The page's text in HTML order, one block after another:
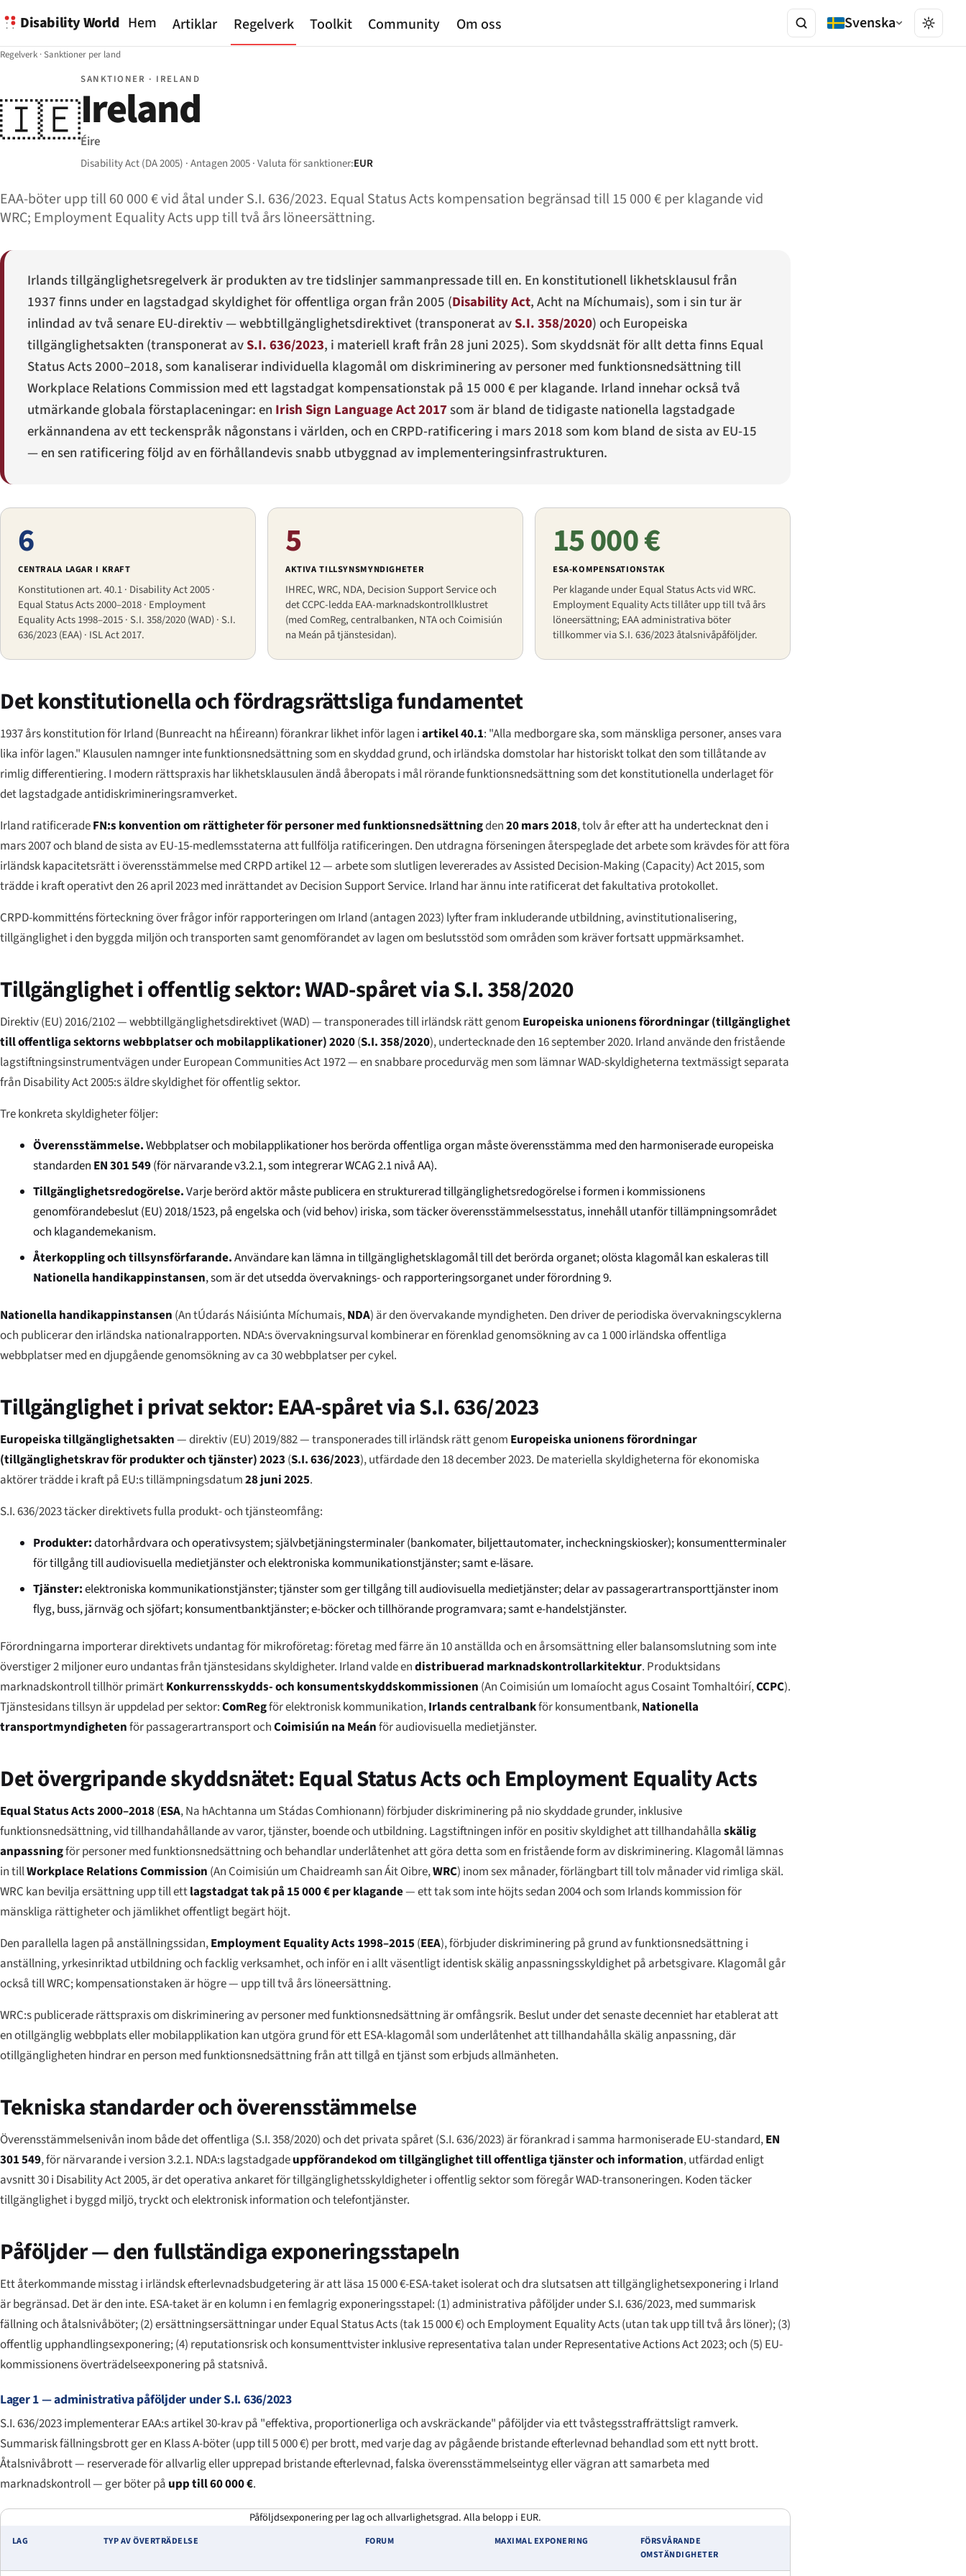
Disability World Hem Artiklar Regelverk Toolkit Community Om oss Svenska
Regelverk ·Sanktioner per land
🇮🇪
SANKTIONER · IRELAND
Ireland
Éire
Disability Act (DA 2005) · Antagen 2005 · Valuta för sanktioner:EUR
EAA-böter upp till 60 000 € vid åtal under S.I. 636/2023. Equal Status Acts kompensation begränsad till 15 000 € per klagande vid
WRC; Employment Equality Acts upp till två års löneersättning.
Irlands tillgänglighetsregelverk är produkten av tre tidslinjer sammanpressade till en. En konstitutionell likhetsklausul från
1937 finns under en lagstadgad skyldighet för offentliga organ från 2005 (Disability Act,Acht na Míchumais), som i sin tur är
inlindad av två senare EU-direktiv — webbtillgänglighetsdirektivet (transponerat avS.I. 358/2020) och Europeiska
tillgänglighetsakten (transponerat avS.I. 636/2023, i materiell kraft från 28 juni 2025). Som skyddsnät för allt detta finns Equal
Status Acts 2000–2018, som kanaliserar individuella klagomål om diskriminering av personer med funktionsnedsättning till
Workplace Relations Commission med ett lagstadgat kompensationstak på 15 000 € per klagande. Irland innehar också två
utmärkande globala förstaplaceningar: en Irish Sign Language Act 2017som är bland de tidigaste nationella lagstadgade
erkännandena av ett teckenspråk någonstans i världen, och en CRPD-ratificering i mars 2018 som kom bland de sista av EU-15
— en sen ratificering följd av en förhållandevis snabb utbyggnad av implementeringsinfrastrukturen.
6
CENTRALA LAGAR I KRAFT
Konstitutionen art. 40.1 · Disability Act 2005 ·
Equal Status Acts 2000–2018 · Employment
Equality Acts 1998–2015 · S.I. 358/2020 (WAD) · S.I.
636/2023 (EAA) · ISL Act 2017.
5
AKTIVA TILLSYNSMYNDIGHETER
IHREC, WRC, NDA, Decision Support Service och
det CCPC-ledda EAA-marknadskontrollklustret
(med ComReg, centralbanken, NTA och Coimisiún
na Meán på tjänstesidan).
15 000 €
ESA-KOMPENSATIONSTAK
Per klagande under Equal Status Acts vid WRC.
Employment Equality Acts tillåter upp till två års
löneersättning; EAA administrativa böter
tillkommer via S.I. 636/2023 åtalsnivåpåföljder.
Det konstitutionella och fördragsrättsliga fundamentet
1937 års konstitution för Irland (Bunreacht na hÉireann) förankrar likhet inför lagen iartikel 40.1: "Alla medborgare ska, som mänskliga personer, anses vara
lika inför lagen." Klausulen namnger inte funktionsnedsättning som en skyddad grund, och irländska domstolar har historiskt tolkat den som tillåtande av
rimlig differentiering. I modern rättspraxis har likhetsklausulen ändå åberopats i mål rörande funktionsnedsättning som det konstitutionella underlaget för
det lagstadgade antidiskrimineringsramverket.
Irland ratificeradeFN:s konvention om rättigheter för personer med funktionsnedsättningden20 mars 2018, tolv år efter att ha undertecknat den i
mars 2007 och bland de sista av EU-15-medlemsstaterna att fullfölja ratificeringen. Den utdragna förseningen återspeglade det arbete som krävdes för att föra
irländsk kapacitetsrätt i överensstämmelse med CRPD artikel 12 — arbete som slutligen levererades av Assisted Decision-Making (Capacity) Act 2015, som
trädde i kraft operativt den 26 april 2023 med inrättandet av Decision Support Service. Irland har ännu inte ratificerat det fakultativa protokollet.
CRPD-kommitténs förteckning över frågor inför rapporteringen om Irland (antagen 2023) lyfter fram inkluderande utbildning, avinstitutionalisering,
tillgänglighet i den byggda miljön och transporten samt genomförandet av lagen om beslutsstöd som områden som kräver fortsatt uppmärksamhet.
Tillgänglighet i offentlig sektor: WAD-spåret via S.I. 358/2020
Direktiv (EU) 2016/2102 — webbtillgänglighetsdirektivet (WAD) — transponerades till irländsk rätt genom Europeiska unionens förordningar (tillgänglighet
till offentliga sektorns webbplatser och mobilapplikationer) 2020(S.I. 358/2020), undertecknade den 16 september 2020. Irland använde den fristående
lagstiftningsinstrumentvägen under European Communities Act 1972 — en snabbare procedurväg men som lämnar WAD-skyldigheterna textmässigt separata
från Disability Act 2005:s äldre skyldighet för offentlig sektor.
Tre konkreta skyldigheter följer:
Överensstämmelse.Webbplatser och mobilapplikationer hos berörda offentliga organ måste överensstämma med den harmoniserade europeiska
standarden EN 301 549(för närvarande v3.2.1, som integrerar WCAG 2.1 nivå AA).
Tillgänglighetsredogörelse.Varje berörd aktör måste publicera en strukturerad tillgänglighetsredogörelse i formen i kommissionens
genomförandebeslut (EU) 2018/1523, på engelska och (vid behov) iriska, som täcker överensstämmelsesstatus, innehåll utanför tillämpningsområdet
och klagandemekanism.
Återkoppling och tillsynsförfarande.Användare kan lämna in tillgänglighetsklagomål till det berörda organet; olösta klagomål kan eskaleras till
Nationella handikappinstansen, som är det utsedda övervaknings- och rapporteringsorganet under förordning 9.
Nationella handikappinstansen (An tÚdarás Náisiúnta Míchumais,NDA) är den övervakande myndigheten. Den driver de periodiska övervakningscyklerna
och publicerar den irländska nationalrapporten. NDA:s övervakningsurval kombinerar en förenklad genomsökning av ca 1 000 irländska offentliga
webbplatser med en djupgående genomsökning av ca 30 webbplatser per cykel.
Tillgänglighet i privat sektor: EAA-spåret via S.I. 636/2023
Europeiska tillgänglighetsakten— direktiv (EU) 2019/882 — transponerades till irländsk rätt genom Europeiska unionens förordningar
(tillgänglighetskrav för produkter och tjänster) 2023 (S.I. 636/2023), utfärdade den 18 december 2023. De materiella skyldigheterna för ekonomiska
aktörer trädde i kraft på EU:s tillämpningsdatum28 juni 2025.
S.I. 636/2023 täcker direktivets fulla produkt- och tjänsteomfång:
Produkter:datorhårdvara och operativsystem; självbetjäningsterminaler (bankomater, biljettautomater, incheckningskiosker); konsumentterminaler
för tillgång till audiovisuella medietjänster och elektroniska kommunikationstjänster; samt e-läsare.
Tjänster:elektroniska kommunikationstjänster; tjänster som ger tillgång till audiovisuella medietjänster; delar av passagerartransporttjänster inom
flyg, buss, järnväg och sjöfart; konsumentbanktjänster; e-böcker och tillhörande programvara; samt e-handelstjänster.
Förordningarna importerar direktivets undantag för mikroföretag: företag med färre än 10 anställda och en årsomsättning eller balansomslutning som inte
överstiger 2 miljoner euro undantas från tjänstesidans skyldigheter. Irland valde endistribuerad marknadskontrollarkitektur. Produktsidans
marknadskontroll tillhör primärtKonkurrensskydds- och konsumentskyddskommissionen (An Coimisiún um Iomaíocht agus Cosaint Tomhaltóirí,CCPC).
Tjänstesidans tillsyn är uppdelad per sektor:ComRegför elektronisk kommunikation,Irlands centralbankför konsumentbank,Nationella
transportmyndighetenför passagerartransport ochCoimisiún na Meánför audiovisuella medietjänster.
Det övergripande skyddsnätet: Equal Status Acts och Employment Equality Acts
Equal Status Acts 2000–2018(ESA,Na hAchtanna um Stádas Comhionann) förbjuder diskriminering på nio skyddade grunder, inklusive
funktionsnedsättning, vid tillhandahållande av varor, tjänster, boende och utbildning. Lagstiftningen inför en positiv skyldighet att tillhandahållaskälig
anpassningför personer med funktionsnedsättning och behandlar underlåtenhet att göra detta som en fristående form av diskriminering. Klagomål lämnas
in tillWorkplace Relations Commission (An Coimisiún um Chaidreamh san Áit Oibre,WRC) inom sex månader, förlängbart till tolv månader vid rimliga skäl.
WRC kan bevilja ersättning upp till ettlagstadgat tak på 15 000 € per klagande— ett tak som inte höjts sedan 2004 och som Irlands kommission för
mänskliga rättigheter och jämlikhet offentligt begärt höjt.
Den parallella lagen på anställningssidan,Employment Equality Acts 1998–2015(EEA), förbjuder diskriminering på grund av funktionsnedsättning i
anställning, yrkesinriktad utbildning och facklig verksamhet, och inför en i allt väsentligt identisk skälig anpassningsskyldighet på arbetsgivare. Klagomål går
också till WRC; kompensationstaken är högre — upp till två års löneersättning.
WRC:s publicerade rättspraxis om diskriminering av personer med funktionsnedsättning är omfångsrik. Beslut under det senaste decenniet har etablerat att
en otillgänglig webbplats eller mobilapplikation kan utgöra grund för ett ESA-klagomål som underlåtenhet att tillhandahålla skälig anpassning, där
otillgängligheten hindrar en person med funktionsnedsättning från att tillgå en tjänst som erbjuds allmänheten.
Tekniska standarder och överensstämmelse
Överensstämmelsenivån inom både det offentliga (S.I. 358/2020) och det privata spåret (S.I. 636/2023) är förankrad i samma harmoniserade EU-standard,EN
301 549, för närvarande i version 3.2.1. NDA:s lagstadgadeuppförandekod om tillgänglighet till offentliga tjänster och information, utfärdad enligt
avsnitt 30 i Disability Act 2005, är det operativa ankaret för tillgänglighetsskyldigheter i offentlig sektor som föregår WAD-transoneringen. Koden täcker
tillgänglighet i byggd miljö, tryckt och elektronisk information och telefontjänster.
Påföljder — den fullständiga exponeringsstapeln
Ett återkommande misstag i irländsk efterlevnadsbudgetering är att läsa 15 000 €-ESA-taket isolerat och dra slutsatsen att tillgänglighetsexponering i Irland
är begränsad. Det är den inte. ESA-taket är en kolumn i en femlagrig exponeringsstapel: (1) administrativa påföljder under S.I. 636/2023, med summarisk
fällning och åtalsnivåböter; (2) ersättningsersättningar under Equal Status Acts (tak 15 000 €) och Employment Equality Acts (utan tak upp till två års löner); (3)
offentlig upphandlingsexponering; (4) reputationsrisk och konsumenttvister inklusive representativa talan under Representative Actions Act 2023; och (5) EU-
kommissionens överträdelseexponering på statsnivå.
Lager 1 — administrativa påföljder under S.I. 636/2023
S.I. 636/2023 implementerar EAA:s artikel 30-krav på "effektiva, proportionerliga och avskräckande" påföljder via ett tvåstegsstraffrättsligt ramverk.
Summarisk fällningsbrott ger en Klass A-böter (upp till 5 000 €) per brott, med varje dag av pågående bristande efterlevnad behandlad som ett nytt brott.
Åtalsnivåbrott — reserverade för allvarlig eller upprepad bristande efterlevnad, falska överensstämmelseintyg eller vägran att samarbeta med
marknadskontroll — ger böter på upp till 60 000 €.
Påföljdsexponering per lag och allvarlighetsgrad. Alla belopp i EUR.
LAG TYP AV ÖVERTRÄDELSE FORUM MAXIMAL EXPONERING
FÖRSVÅRANDE
OMSTÄNDIGHETER